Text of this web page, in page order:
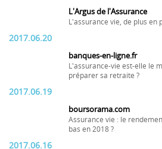
L'Argus de l'Assurance
L'assurance vie, de plus en
2017.06.20
banques-en-ligne.fr
L'assurance-vie est-elle le
préparer sa retraite ?
2017.06.19
boursorama.com
Assurance vie : le
bas en 2018 ?
2017.06.16